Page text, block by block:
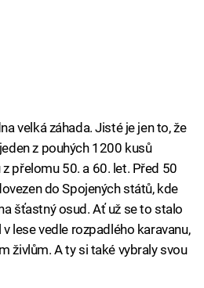
velká záhada. Jisté je jen to, že
z pouhých 1200 kusů
přelomu 50. a 60. let. Před 50
do Spojených států, kde
šťastný osud. Ať už se to stalo
lese vedle rozpadlého karavanu,
živlům. A ty si také vybraly svou